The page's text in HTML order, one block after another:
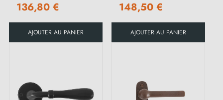
136,80 €
AJOUTER AU PANIER
148,50 €
AJOUTER AU PANIER